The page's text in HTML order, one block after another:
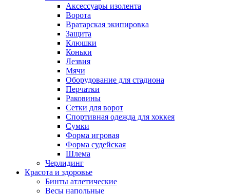
Аксессуары изолента
Ворота
Вратарская экипировка
Защита
Клюшки
Коньки
Лезвия
Мячи
Оборудование для стадиона
Перчатки
Раковины
Сетки для ворот
Спортивная одежда для хоккея
Сумки
Форма игровая
Форма судейская
Шлема
Черлидинг
Красота и здоровье
Бинты атлетические
Весы напольные